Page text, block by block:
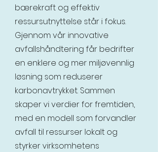
bærekraft og effektiv
ressursutnyttelse står i fokus.
Gjennom vår innovative
avfallshåndtering får bedrifter
en enklere og mer miljøvennlig
løsning som reduserer
karbonavtrykket. Sammen
skaper vi verdier for fremtiden,
med en modell som forvandler
avfall til ressurser lokalt og
styrker virksomhetens